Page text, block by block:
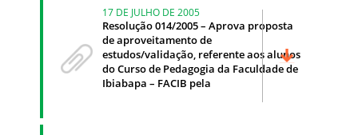
17 DE JULHO DE 2005
Resolução 014/2005 – Aprova proposta
de aproveitamento de
estudos/validação, referente aos alunos
do Curso de Pedagogia da Faculdade de
Ibiabapa – FACIB pela